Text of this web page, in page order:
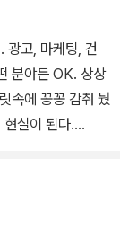
광고, 마케팅, 건
분야든 OK. 상상
속에 꽁꽁 감춰 뒀
실이 된다.
배경 아트 이미
활용하는 방법